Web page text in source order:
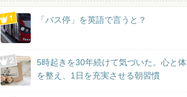
「バス停」を英語で言うと？
5時起きを30年続けて気づいた。心と体
を整え、1日を充実させる朝習慣